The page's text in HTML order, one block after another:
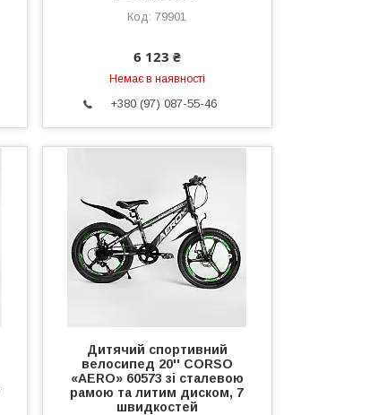
79901
6 123 ₴
Немає в наявності
+380 (97) 087-55-46
Дитячий спортивний
велосипед 20'' CORSO
«AERO» 60573 зі сталевою
рамою та литим диском, 7
швидкостей